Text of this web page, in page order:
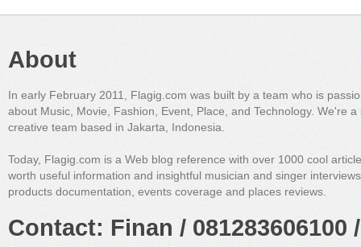
About
In early February 2011, Flagig.com was built by a team who is
about Music, Movie, Fashion, Event, Place, and Technology. We're a
creative team based in Jakarta, Indonesia.
Today, Flagig.com is a Web blog reference with over 1000 cool
worth useful information and insightful musician and singer
products documentation, events coverage and places reviews.
Contact: Finan /